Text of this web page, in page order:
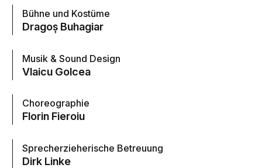
Bühne und Kostüme
Dragoș Buhagiar
Musik & Sound Design
Vlaicu Golcea
Choreographie
Florin Fieroiu
Sprecherzieherische Betreuung
Dirk Linke